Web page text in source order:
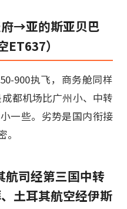
→亚的斯亚贝巴
ET637）
900执飞，商务舱同样
都机场比广州小、中转
一些。劣势是国内衔接
航司经第三国中转
土耳其航空经伊斯